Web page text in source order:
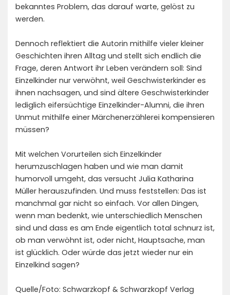
bekanntes Problem, das darauf warte, gelöst zu
werden.
Dennoch reflektiert die Autorin mithilfe vieler kleiner
Geschichten ihren Alltag und stellt sich endlich die
Frage, deren Antwort ihr Leben verändern soll: Sind
Einzelkinder nur verwöhnt, weil Geschwisterkinder es
ihnen nachsagen, und sind ältere Geschwisterkinder
lediglich eifersüchtige Einzelkinder-Alumni, die ihren
Unmut mithilfe einer Märchenerzählerei kompensieren
müssen?
Mit welchen Vorurteilen sich Einzelkinder
herumzuschlagen haben und wie man damit
humorvoll umgeht, das versucht Julia Katharina
Müller herauszufinden. Und muss feststellen: Das ist
manchmal gar nicht so einfach. Vor allen Dingen,
wenn man bedenkt, wie unterschiedlich Menschen
sind und dass es am Ende eigentlich total schnurz ist,
ob man verwöhnt ist, oder nicht, Hauptsache, man
ist glücklich. Oder würde das jetzt wieder nur ein
Einzelkind sagen?
Quelle/Foto: Schwarzkopf & Schwarzkopf Verlag